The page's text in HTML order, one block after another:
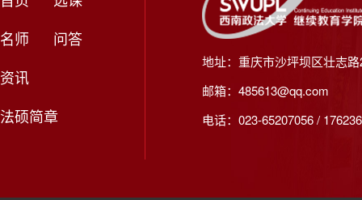
名师
问答
资讯
法硕简章
地址：重庆市沙坪坝区壮志
邮箱：485613@qq.com
电话：023-65207056 /